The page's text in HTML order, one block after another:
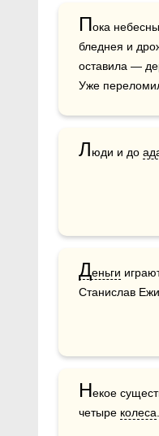
Пока
бледнея и
оставила —
Уже
Люди и до
Деньги
Станислав
Некое
четыре колеса